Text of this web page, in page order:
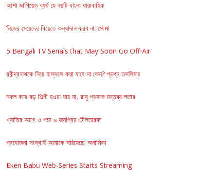
আশা জাগিয়েও ব্যর্থ যে নয়টি বাংলা ধারাবাহিক
নিজের মেয়েদের বিয়েতে কন্যাদান করব না: সোমা
5 Bengali TV Serials that May Soon Go Off-Air
রবীন্দ্রনাথকে নিয়ে হাস্যরস করা যাবে না কেন? প্রশ্ন তসলিমার
নকল করে বড় শিল্পী হওয়া যায় না, রানু প্রসঙ্গে মন্তব্য লতার
খ্যাতির আগে ও পরে ৬ জনপ্রিয় টেলিতারকা
প্রযোজনা সংস্থাই আমাকে সরিয়েছে: অনামিকা
Eken Babu Web-Series Starts Streaming